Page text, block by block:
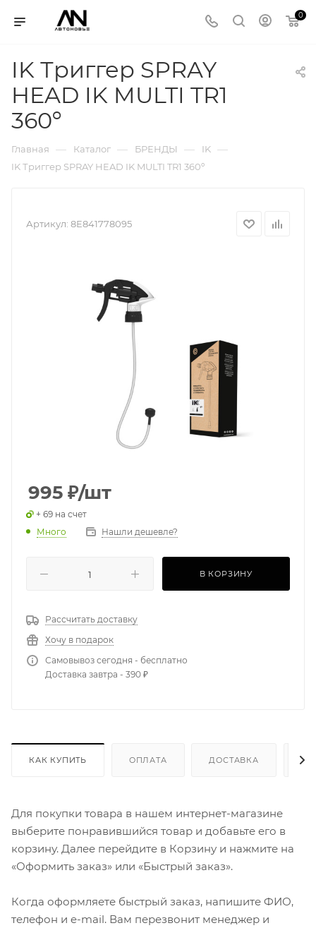
0
IK Триггер SPRAY
HEAD IK MULTI TR1
360º
Главная — Каталог — БРЕНДЫ — IK —
IK Триггер SPRAY HEAD IK MULTI TR1 360º
Артикул: 8E841778095
995 ₽/шт
+ 69 на счет
Много
Нашли дешевле?
В КОРЗИНУ
Рассчитать доставку
Хочу в подарок
Самовывоз сегодня - бесплатно
Доставка завтра - 390 ₽
КАК КУПИТЬ ОПЛАТА ДОСТАВКА
Для покупки товара в нашем интернет-магазине
выберите понравившийся товар и добавьте его в
корзину. Далее перейдите в Корзину и нажмите на
«Оформить заказ» или «Быстрый заказ».
Когда оформляете быстрый заказ, напишите ФИО,
телефон и e-mail. Вам перезвонит менеджер и